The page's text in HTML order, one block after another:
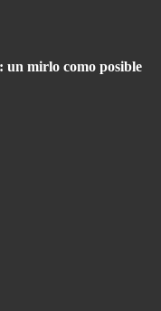
un mirlo como posible